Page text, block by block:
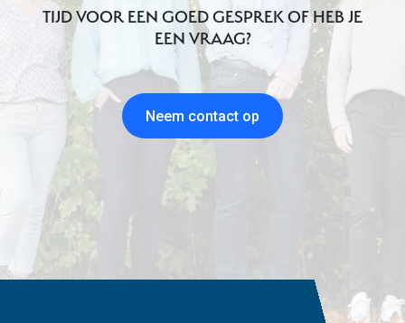
TIJD VOOR EEN GOED GESPREK OF HEB JE
EEN VRAAG?
Neem contact op